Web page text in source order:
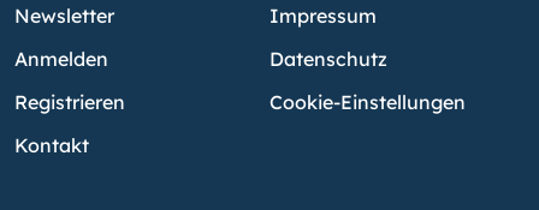
Newsletter
Anmelden
Registrieren
Kontakt
Impressum
Datenschutz
Cookie-Einstellungen